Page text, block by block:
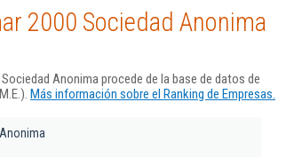
2000 Sociedad Anonima
Anonima procede de la base de datos de
Más información sobre el Ranking de Empresas.